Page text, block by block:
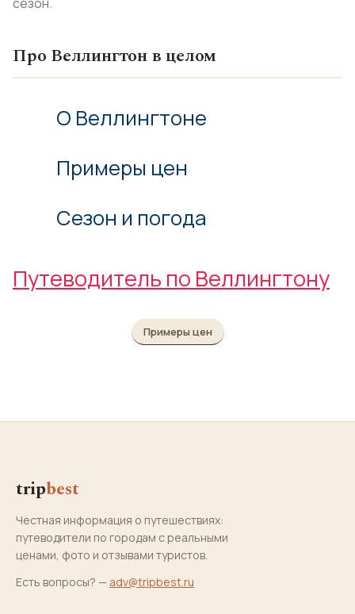
Про Веллингтон в целом
О Веллингтоне
Примеры цен
Сезон и погода
Путеводитель по Веллингтону
Примеры цен
tripbest
Честная информация о путешествиях:
путеводители по городам с реальными
ценами, фото и отзывами туристов.
Есть вопросы? — adv@tripbest.ru